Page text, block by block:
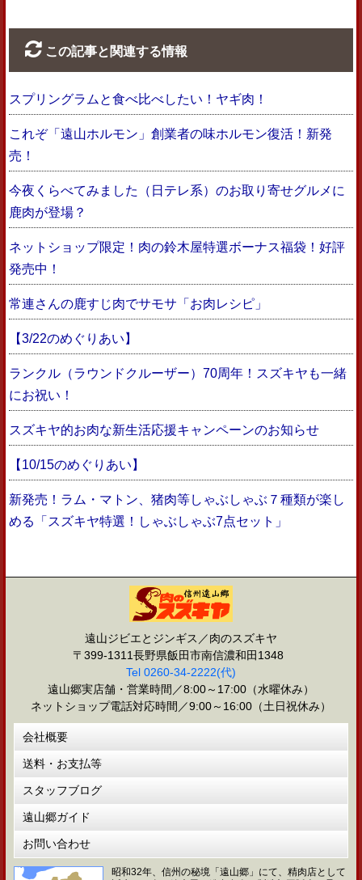
この記事と関連する情報
スプリングラムと食べ比べしたい！ヤギ肉！
これぞ「遠山ホルモン」創業者の味ホルモン復活！新発
売！
今夜くらべてみました（日テレ系）のお取り寄せグルメに
鹿肉が登場？
ネットショップ限定！肉の鈴木屋特選ボーナス福袋！好評
発売中！
常連さんの鹿すじ肉でサモサ「お肉レシピ」
【3/22のめぐりあい】
ランクル（ラウンドクルーザー）70周年！スズキヤも一緒
にお祝い！
スズキヤ的お肉な新生活応援キャンペーンのお知らせ
【10/15のめぐりあい】
新発売！ラム・マトン、猪肉等しゃぶしゃぶ７種類が楽し
める「スズキヤ特選！しゃぶしゃぶ7点セット」
遠山ジビエとジンギス／肉のスズキヤ
〒399-1311長野県飯田市南信濃和田1348
Tel 0260-34-2222(代)
遠山郷実店舗・営業時間／8:00～17:00（水曜休み）
ネットショップ電話対応時間／9:00～16:00（土日祝休み）
会社概要
送料・お支払等
スタッフブログ
遠山郷ガイド
お問い合わせ
昭和32年、信州の秘境「遠山郷」にて、精肉店として